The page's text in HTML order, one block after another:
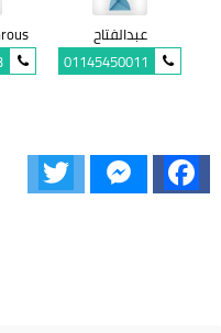
عبدالفتاح
01145450011
Facebook
Messenger